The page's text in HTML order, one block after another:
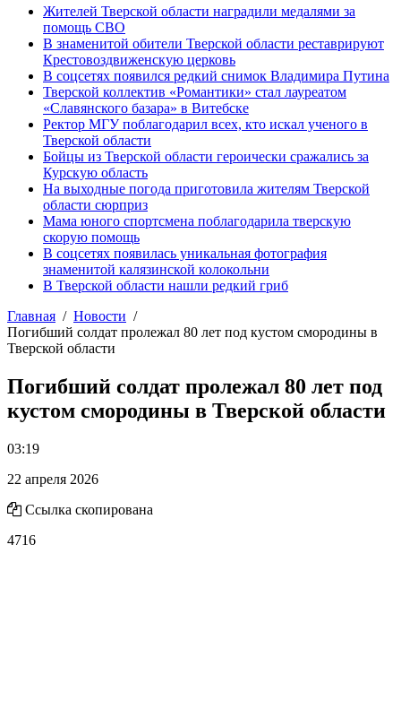
Жителей Тверской области наградили медалями за
помощь СВО
В знаменитой обители Тверской области реставрируют
Крестовоздвиженскую церковь
В соцсетях появился редкий снимок Владимира Путина
Тверской коллектив «Романтики» стал лауреатом
«Славянского базара» в Витебске
Ректор МГУ поблагодарил всех, кто искал ученого в
Тверской области
Бойцы из Тверской области героически сражались за
Курскую область
На выходные погода приготовила жителям Тверской
области сюрприз
Мама юного спортсмена поблагодарила тверскую
скорую помощь
В соцсетях появилась уникальная фотография
знаменитой калязинской колокольни
В Тверской области нашли редкий гриб
Главная
Новости
Погибший солдат пролежал 80 лет под кустом смородины в
Тверской области
Погибший солдат пролежал 80 лет под
кустом смородины в Тверской области
03:19
22 апреля 2026
Ссылка скопирована
4716